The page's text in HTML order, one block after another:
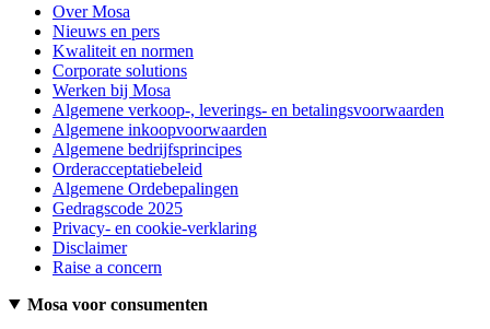
Over Mosa
Nieuws en pers
Kwaliteit en normen
Corporate solutions
Werken bij Mosa
Algemene verkoop-, leverings- en betalingsvoorwaarden
Algemene inkoopvoorwaarden
Algemene bedrijfsprincipes
Orderacceptatiebeleid
Algemene Ordebepalingen
Gedragscode 2025
Privacy- en cookie-verklaring
Disclaimer
Raise a concern
Mosa voor consumenten